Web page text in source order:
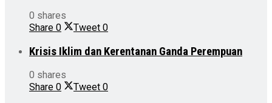
0 shares
Share 0 Tweet 0
Krisis Iklim dan Kerentanan Ganda Perempuan
0 shares
Share 0 Tweet 0